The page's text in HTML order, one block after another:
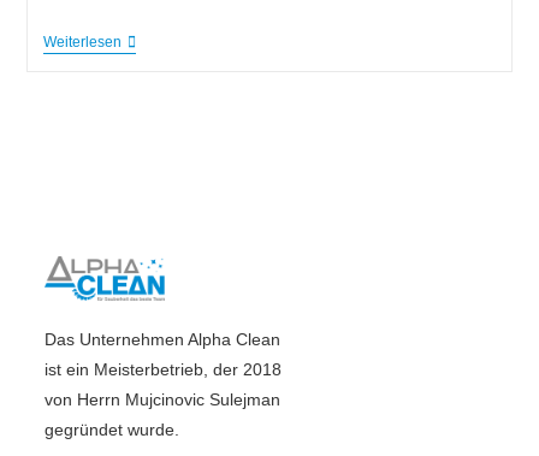
Weiterlesen
Das Unternehmen Alpha Clean
ist ein Meisterbetrieb, der 2018
von Herrn Mujcinovic Sulejman
gegründet wurde.